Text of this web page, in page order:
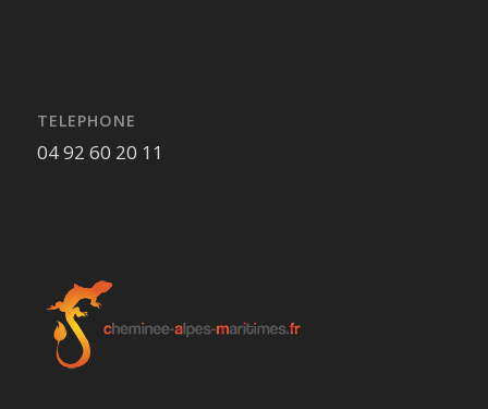
TELEPHONE
04 92 60 20 11